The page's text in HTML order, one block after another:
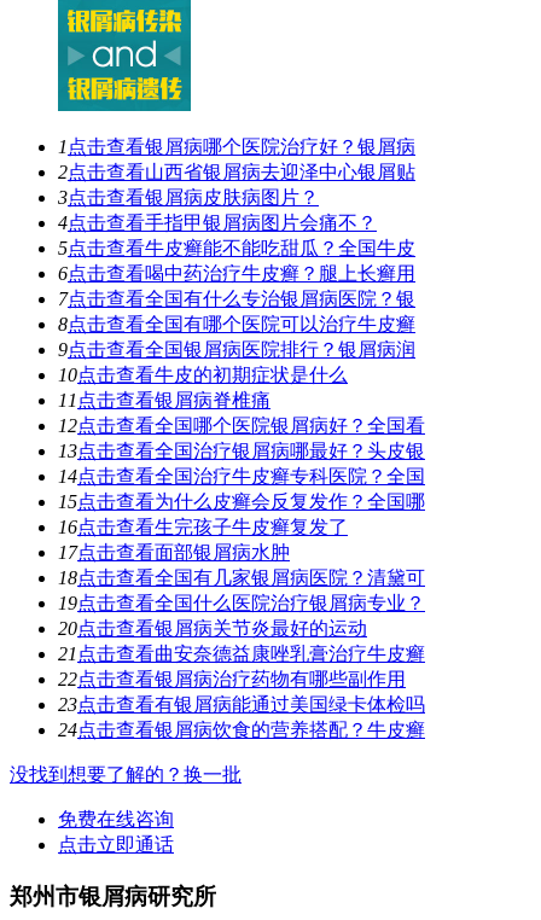
1 点击查看银屑病哪个医院治疗好？银屑病
2点击查看山西省银屑病去迎泽中心银屑贴
3点击查看银屑病皮肤病图片？
4点击查看手指甲银屑病图片会痛不？
5点击查看牛皮癣能不能吃甜瓜？全国牛皮
6点击查看喝中药治疗牛皮癣？腿上长癣用
7点击查看全国有什么专治银屑病医院？银
8点击查看全国有哪个医院可以治疗牛皮癣
9点击查看全国银屑病医院排行？银屑病润
10点击查看牛皮的初期症状是什么
11 点击查看银屑病脊椎痛
12点击查看全国哪个医院银屑病好？全国看
13点击查看全国治疗银屑病哪最好？头皮银
14点击查看全国治疗牛皮癣专科医院？全国
15点击查看为什么皮癣会反复发作？全国哪
16点击查看生完孩子牛皮癣复发了
17点击查看面部银屑病水肿
18点击查看全国有几家银屑病医院？清黛可
19点击查看全国什么医院治疗银屑病专业？
20点击查看银屑病关节炎最好的运动
21 点击查看曲安奈德益康唑乳膏治疗牛皮癣
22点击查看银屑病治疗药物有哪些副作用
23点击查看有银屑病能通过美国绿卡体检吗
24点击查看银屑病饮食的营养搭配？牛皮癣
没找到想要了解的？换一批
免费在线咨询
点击立即通话
郑州市银屑病研究所